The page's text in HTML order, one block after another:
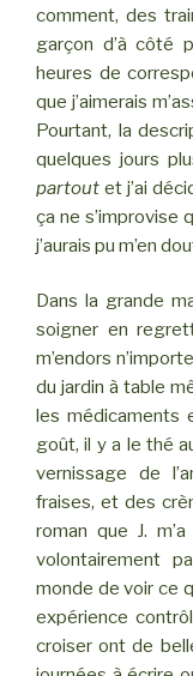
comment, des
garçon d’à côté
heures de
que j’aimerais
Pourtant, la
quelques jours
partout et j’ai
ça ne s’improvise
j’aurais pu m’en
Dans la grande
soigner en
m’endors
du jardin à table
les médicaments
goût, il y a le thé
vernissage de
fraises, et des
roman que J.
volontairement
monde de voir ce
expérience
croiser ont de